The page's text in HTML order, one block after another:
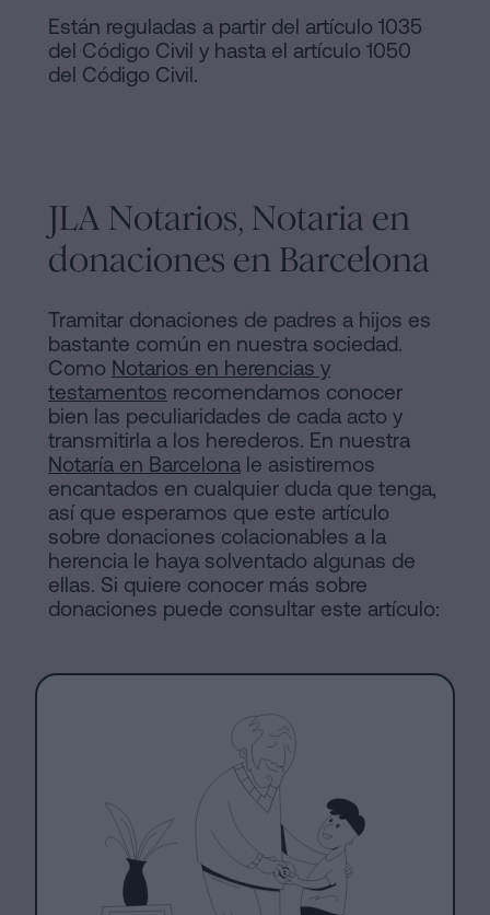
Están reguladas a partir del artículo 1035
del Código Civil y hasta el artículo 1050
del Código Civil.
JLA Notarios, Notaria en
donaciones en Barcelona
Tramitar donaciones de padres a hijos es
bastante común en nuestra sociedad.
Como Notarios en herencias y
testamentos recomendamos conocer
bien las peculiaridades de cada acto y
transmitirla a los herederos. En nuestra
Notaría en Barcelona le asistiremos
encantados en cualquier duda que tenga,
así que esperamos que este artículo
sobre donaciones colacionables a la
herencia le haya solventado algunas de
ellas. Si quiere conocer más sobre
donaciones puede consultar este artículo: